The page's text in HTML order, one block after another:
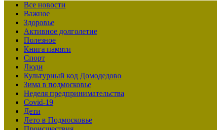
Все новости
Важное
Здоровье
Активное долголетие
Полезное
Книга памяти
Спорт
Люди
Культурный код Домодедово
Зима в подмосковье
Неделя предпринимательства
Covid-19
Дети
Лето в Подмосковье